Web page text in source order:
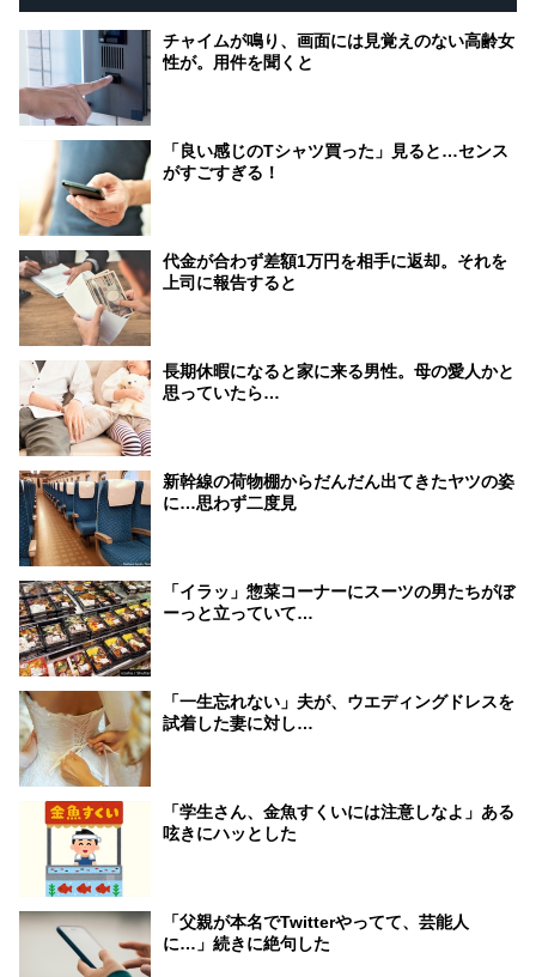
チャイムが鳴り、画面には見覚えのない高齢女
性が。用件を聞くと
「良い感じのTシャツ買った」見ると…センス
がすごすぎる！
代金が合わず差額1万円を相手に返却。それを
上司に報告すると
長期休暇になると家に来る男性。母の愛人かと
思っていたら…
新幹線の荷物棚からだんだん出てきたヤツの姿
に…思わず二度見
「イラッ」惣菜コーナーにスーツの男たちがぼ
ーっと立っていて…
「一生忘れない」夫が、ウエディングドレスを
試着した妻に対し…
「学生さん、金魚すくいには注意しなよ」ある
呟きにハッとした
「父親が本名でTwitterやってて、芸能人
に…」続きに絶句した